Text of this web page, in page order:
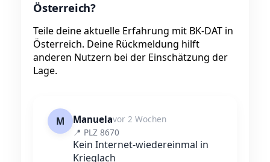
Österreich?
Teile deine aktuelle Erfahrung mit BK-DAT in
Österreich. Deine Rückmeldung hilft
anderen Nutzern bei der Einschätzung der
Lage.
M Manuelavor 2 Wochen
📍 PLZ 8670
Kein Internet-wiedereinmal in
Krieglach